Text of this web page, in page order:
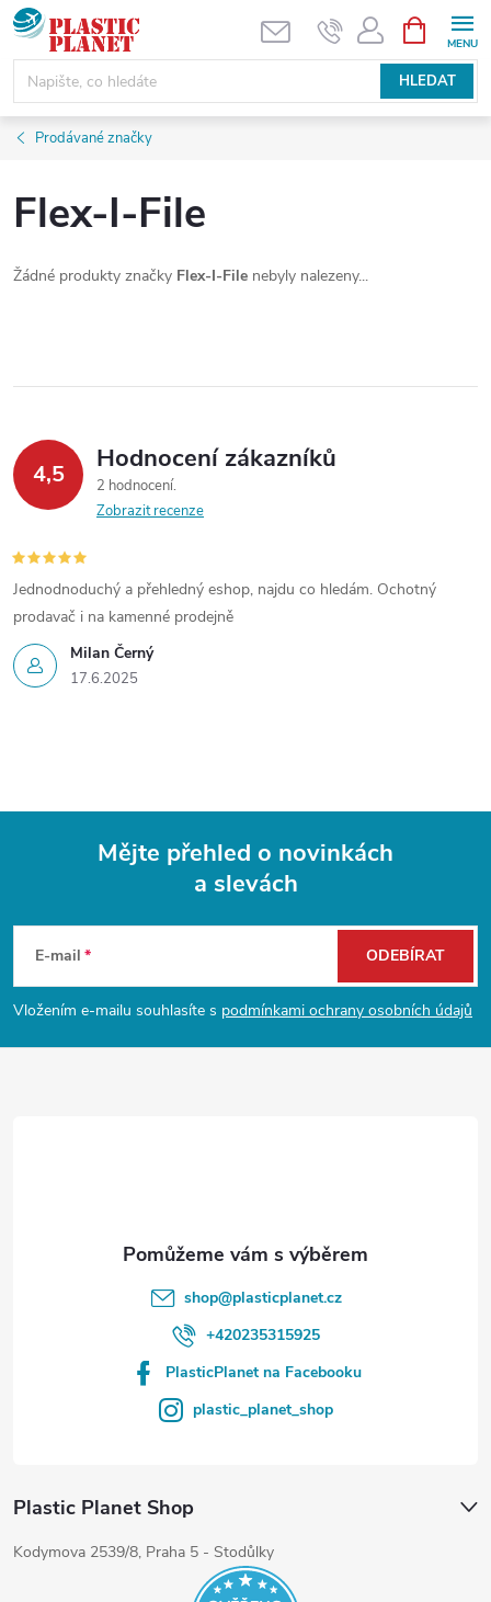
Přejít
na
obsah
HLEDAT
NÁKUPNÍ
KOŠÍK
Prodávané značky
Flex-I-File
Žádné produkty značky Flex-I-File nebyly nalezeny...
4,5 Hodnocení zákazníků
2 hodnocení
Zobrazit recenze
Milan Černý
17.6.2025
Jednodnoduchý a přehledný eshop, najdu co hledám. Ochotný
prodavač i na kamenné prodejně
p
a
Mějte přehled o novinkách
a slevách
E-mail
Vložením e-mailu souhlasíte s podmínkami ochrany osobních údajů
ODEBÍRAT
shop@plasticplanet.cz
+420235315925
PlasticPlanet na Facebooku
plastic_planet_shop
Plastic Planet Shop
Kodymova 2539/8, Praha 5 - Stodůlky